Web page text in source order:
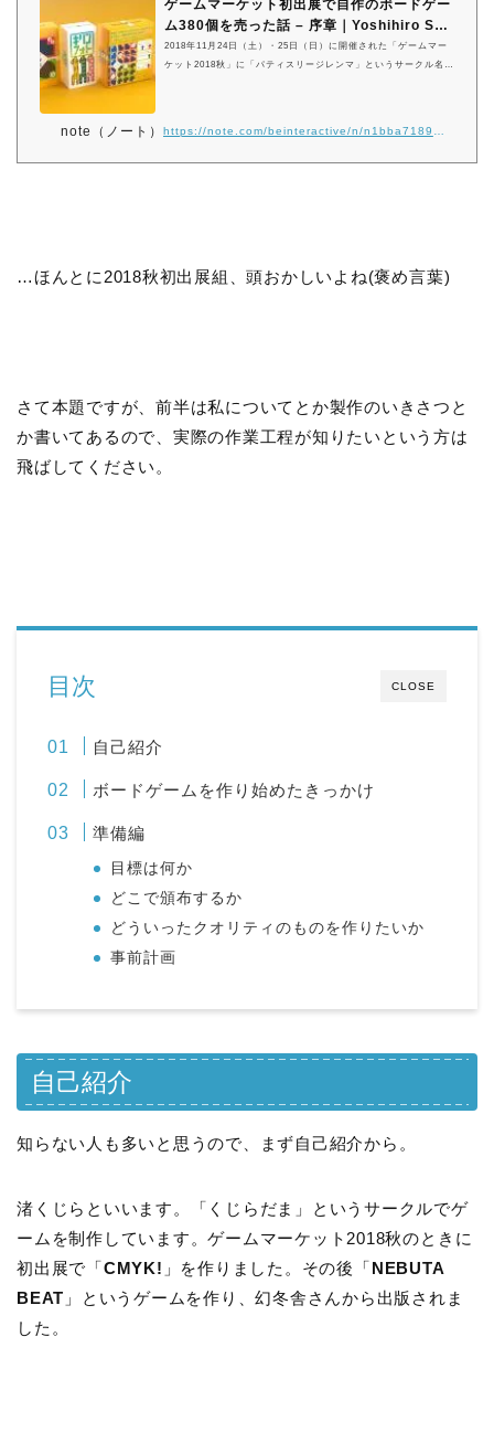
ゲームマーケット初出展で自作のボードゲー
ム380個を売った話 – 序章｜Yoshihiro S…
2018年11月24日（土）・25日（日）に開催された「ゲームマー
ケット2018秋」に「パティスリージレンマ」というサークル名で
て、様々なことを考えながら、現時点での全力を出して制作に挑
note（ノート）
…ほんとに2018秋初出展組、頭おかしいよね(褒め言葉)
さて本題ですが、前半は私についてとか製作のいきさつと
か書いてあるので、実際の作業工程が知りたいという方は
飛ばしてください。
CLOSE
目次
自己紹介
ボードゲームを作り始めたきっかけ
準備編
目標は何か
どこで頒布するか
どういったクオリティのものを作りたいか
事前計画
自己紹介
知らない人も多いと思うので、まず自己紹介から。
渚くじらといいます。「くじらだま」というサークルでゲ
ームを制作しています。ゲームマーケット2018秋のときに
初出展で「CMYK! 」を作りました。その後「NEBUTA
BEAT 」というゲームを作り、幻冬舎さんから出版されま
した。